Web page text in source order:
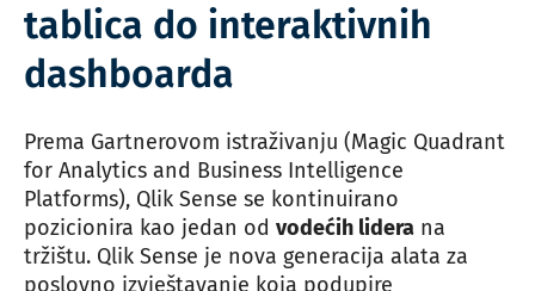
tablica do interaktivnih
dashboarda
Prema Gartnerovom istraživanju (Magic Quadrant
for Analytics and Business Intelligence
Platforms), Qlik Sense se kontinuirano
pozicionira kao jedan od vodećih lidera na
tržištu. Qlik Sense je nova generacija alata za
poslovno izvještavanje koja podupire